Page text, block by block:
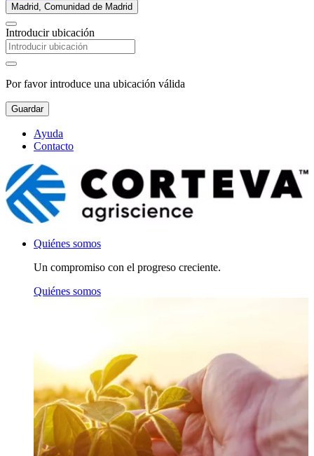
Madrid, Comunidad de Madrid
Introducir ubicación
Por favor introduce una ubicación válida
Guardar
Ayuda
Contacto
Quiénes somos
Un compromiso con el progreso creciente.
Quiénes somos